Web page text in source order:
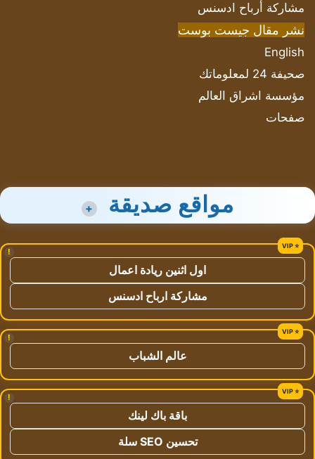
مشاركة أرباح ادسنس
نشر مقال جيست بوست
English
صحيفة 24 لمعلوماتك
مؤسسة اشراق العالم
صفحات
مواقع صديقة +
!
اول اثنين ريادة اعمال
مشاركة ارباح ادسنس
!
عالم الشباب
!
باقة باك لينك
تحسين SEO سلة